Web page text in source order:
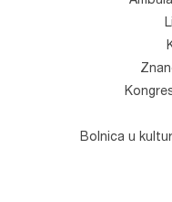
Bolnica u